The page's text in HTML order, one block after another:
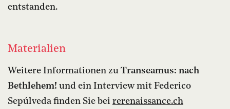
entstanden.
Materialien
Weitere Informationen zu Transeamus: nach
Bethlehem! und ein Interview mit Federico
Sepúlveda finden Sie bei rerenaissance.ch